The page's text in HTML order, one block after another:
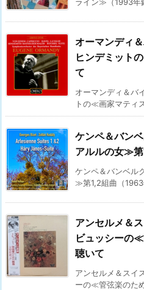
オーマンディ
ヒンデミット
て
オーマンディ＆バ
トの≪画家マティ
ケンペ＆バン
アルルの女≫
ケンペ＆バンベル
≫第1,2組曲（
アンセルメ＆
ビュッシーの
聴いて
アンセルメ＆スイ
ーの≪管弦楽のた